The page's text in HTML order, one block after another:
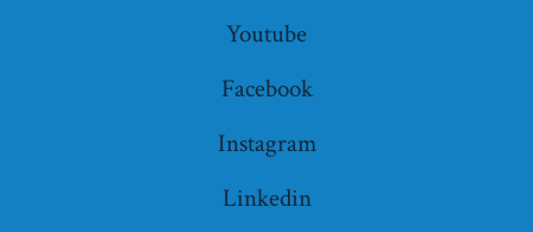
Youtube
Facebook
Instagram
Linkedin